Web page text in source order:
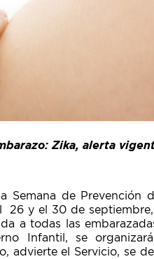
Zika, alerta
Semana de Prevención
26 y el 30 de
a todas las
Infantil, se
advierte el Servicio, se